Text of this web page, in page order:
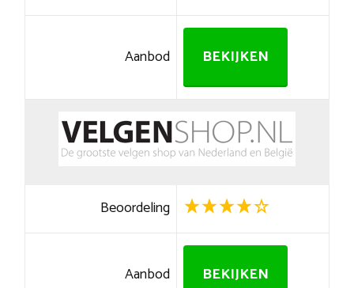
Aanbod BEKIJKEN
Beoordeling
Aanbod BEKIJKEN